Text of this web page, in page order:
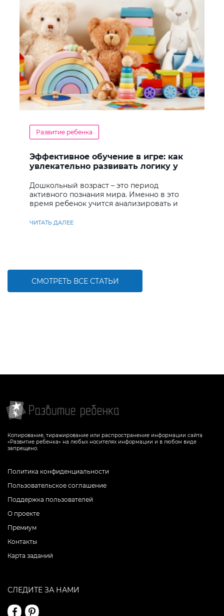
Развитие ребенка
Эффективное обучение в игре: как
увлекательно развивать логику у
Дошкольный возраст – это период
активного познания мира. Именно в это
время ребенок учится анализировать и
ЧИТАТЬ ДАЛЕЕ
СМОТРЕТЬ ВСЕ СТАТЬИ
Копирование, тиражирование или распространение информации сайта
«Развитие ребенка» на любых носителях информации и в любом виде
запрещено.
Политика конфиденциальности
Пользовательское соглашение
Поддержка пользователей
О проекте
Премиум
Контакты
Карта заданий
СЛЕДИТЕ ЗА НАМИ